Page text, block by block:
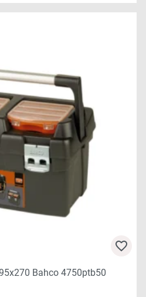
Bahco 4750ptb50